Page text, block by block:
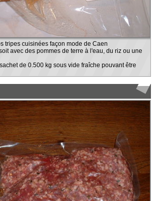
tripes cuisinées façon mode de Caen
avec des pommes de terre à l'eau, du riz ou une
de 0.500 kg sous vide fraîche pouvant être